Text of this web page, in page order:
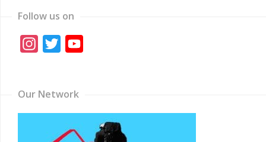
Follow us on
Instagram
Twitter
Our Network